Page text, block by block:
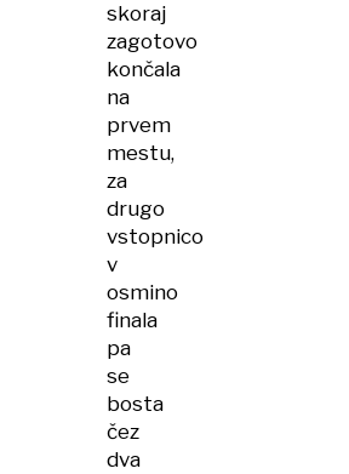
skoraj
zagotovo
končala
na
prvem
mestu,
za
drugo
vstopnico
v
osmino
finala
pa
se
bosta
čez
dva